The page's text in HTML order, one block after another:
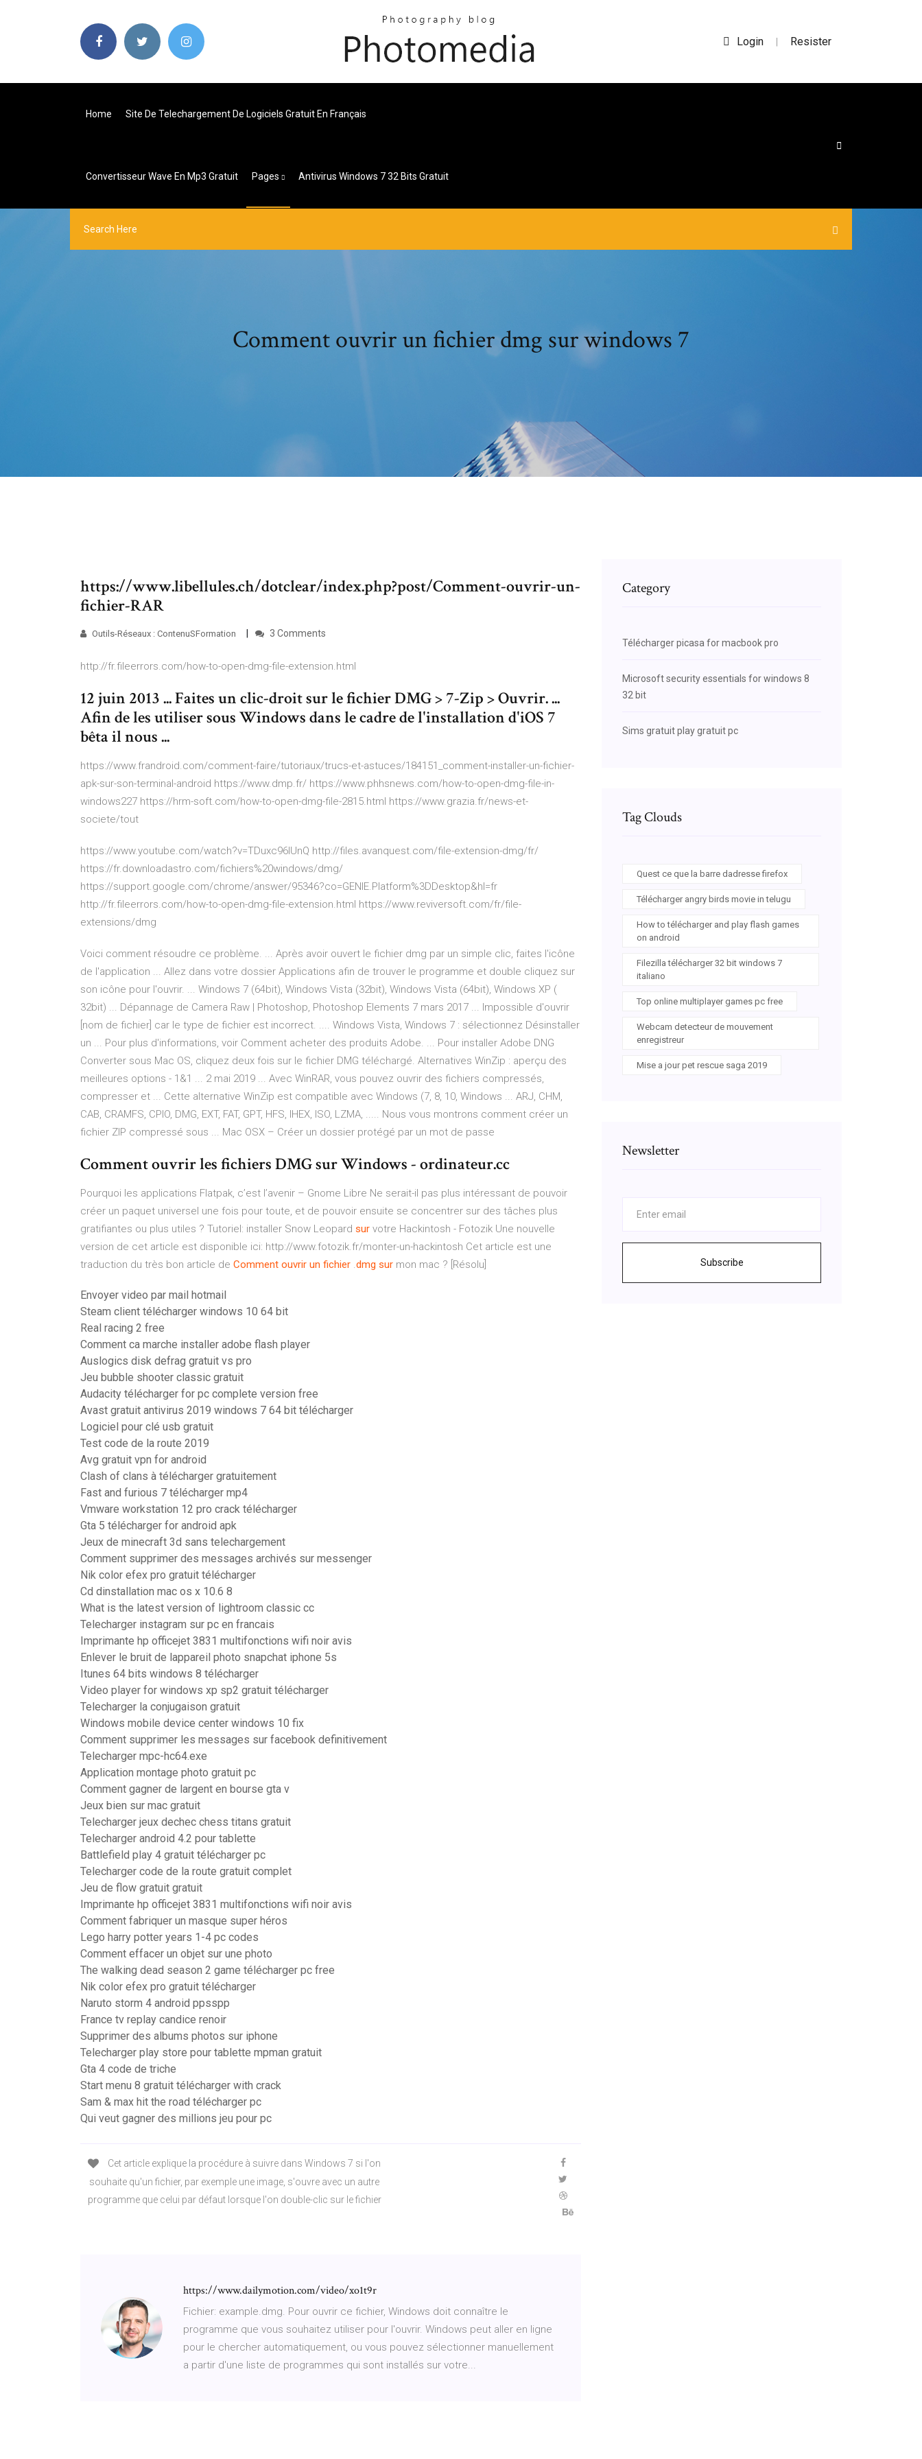
Login | Resister
Home Site De Telechargement De Logiciels Gratuit En Français
Convertisseur Wave En Mp3 Gratuit Pages Antivirus Windows 7 32 Bits Gratuit
Comment ouvrir un fichier dmg sur windows 7
https://www.libellules.ch/dotclear/index.php?post/Comment-ouvrir-un-
fichier-RAR
Outils-Réseaux : ContenuSFormation 3 Comments
http://fr.fileerrors.com/how-to-open-dmg-file-extension.html
12 juin 2013 ... Faites un clic-droit sur le fichier DMG > 7-Zip > Ouvrir. ...
Afin de les utiliser sous Windows dans le cadre de l'installation d'iOS 7
bêta il nous ...
https://www.frandroid.com/comment-faire/tutoriaux/trucs-et-astuces/184151_comment-installer-un-fichier-
apk-sur-son-terminal-android https://www.dmp.fr/ https://www.phhsnews.com/how-to-open-dmg-file-in-
windows227 https://hrm-soft.com/how-to-open-dmg-file-2815.html https://www.grazia.fr/news-et-
societe/tout
https://www.youtube.com/watch?v=TDuxc96lUnQ http://files.avanquest.com/file-extension-dmg/fr/
https://fr.downloadastro.com/fichiers%20windows/dmg/
https://support.google.com/chrome/answer/95346?co=GENIE.Platform%3DDesktop&hl=fr
http://fr.fileerrors.com/how-to-open-dmg-file-extension.html https://www.reviversoft.com/fr/file-
extensions/dmg
Voici comment résoudre ce problème. ... Après avoir ouvert le fichier dmg par un simple clic, faites l'icône
de l'application ... Allez dans votre dossier Applications afin de trouver le programme et double cliquez sur
son icône pour l'ouvrir. ... Windows 7 (64bit), Windows Vista (32bit), Windows Vista (64bit), Windows XP (
32bit) ... Dépannage de Camera Raw | Photoshop, Photoshop Elements 7 mars 2017 ... Impossible d'ouvrir
[nom de fichier] car le type de fichier est incorrect. .... Windows Vista, Windows 7 : sélectionnez Désinstaller
un ... Pour plus d'informations, voir Comment acheter des produits Adobe. ... Pour installer Adobe DNG
Converter sous Mac OS, cliquez deux fois sur le fichier DMG téléchargé. Alternatives WinZip : aperçu des
meilleures options - 1&1 ... 2 mai 2019 ... Avec WinRAR, vous pouvez ouvrir des fichiers compressés,
compresser et ... Cette alternative WinZip est compatible avec Windows (7, 8, 10, Windows ... ARJ, CHM,
CAB, CRAMFS, CPIO, DMG, EXT, FAT, GPT, HFS, IHEX, ISO, LZMA, ..... Nous vous montrons comment créer un
fichier ZIP compressé sous ... Mac OSX – Créer un dossier protégé par un mot de passe
Comment ouvrir les fichiers DMG sur Windows - ordinateur.cc
Pourquoi les applications Flatpak, c’est l’avenir – Gnome Libre Ne serait-il pas plus intéressant de pouvoir
créer un paquet universel une fois pour toute, et de pouvoir ensuite se concentrer sur des tâches plus
gratifiantes ou plus utiles ? Tutoriel: installer Snow Leopard sur votre Hackintosh - Fotozik Une nouvelle
version de cet article est disponible ici: http://www.fotozik.fr/monter-un-hackintosh Cet article est une
traduction du très bon article de Comment ouvrir un fichier .dmg sur mon mac ? [Résolu]
Envoyer video par mail hotmail
Steam client télécharger windows 10 64 bit
Real racing 2 free
Comment ca marche installer adobe flash player
Auslogics disk defrag gratuit vs pro
Jeu bubble shooter classic gratuit
Audacity télécharger for pc complete version free
Avast gratuit antivirus 2019 windows 7 64 bit télécharger
Logiciel pour clé usb gratuit
Test code de la route 2019
Avg gratuit vpn for android
Clash of clans à télécharger gratuitement
Fast and furious 7 télécharger mp4
Vmware workstation 12 pro crack télécharger
Gta 5 télécharger for android apk
Jeux de minecraft 3d sans telechargement
Comment supprimer des messages archivés sur messenger
Nik color efex pro gratuit télécharger
Cd dinstallation mac os x 10.6 8
What is the latest version of lightroom classic cc
Telecharger instagram sur pc en francais
Imprimante hp officejet 3831 multifonctions wifi noir avis
Enlever le bruit de lappareil photo snapchat iphone 5s
Itunes 64 bits windows 8 télécharger
Video player for windows xp sp2 gratuit télécharger
Telecharger la conjugaison gratuit
Windows mobile device center windows 10 fix
Comment supprimer les messages sur facebook definitivement
Telecharger mpc-hc64.exe
Application montage photo gratuit pc
Comment gagner de largent en bourse gta v
Jeux bien sur mac gratuit
Telecharger jeux dechec chess titans gratuit
Telecharger android 4.2 pour tablette
Battlefield play 4 gratuit télécharger pc
Telecharger code de la route gratuit complet
Jeu de flow gratuit gratuit
Imprimante hp officejet 3831 multifonctions wifi noir avis
Comment fabriquer un masque super héros
Lego harry potter years 1-4 pc codes
Comment effacer un objet sur une photo
The walking dead season 2 game télécharger pc free
Nik color efex pro gratuit télécharger
Naruto storm 4 android ppsspp
France tv replay candice renoir
Supprimer des albums photos sur iphone
Telecharger play store pour tablette mpman gratuit
Gta 4 code de triche
Start menu 8 gratuit télécharger with crack
Sam & max hit the road télécharger pc
Qui veut gagner des millions jeu pour pc
Cet article explique la procédure à suivre dans Windows 7 si l'on
souhaite qu'un fichier, par exemple une image, s'ouvre avec un autre
programme que celui par défaut lorsque l'on double-clic sur le fichier
https://www.dailymotion.com/video/xo1t9r
Fichier: example.dmg. Pour ouvrir ce fichier, Windows doit connaître le
programme que vous souhaitez utiliser pour l'ouvrir. Windows peut aller en ligne
pour le chercher automatiquement, ou vous pouvez sélectionner manuellement
a partir d'une liste de programmes qui sont installés sur votre...
Category
Télécharger picasa for macbook pro
Microsoft security essentials for windows 8
32 bit
Sims gratuit play gratuit pc
Tag Clouds
Quest ce que la barre dadresse firefox
Télécharger angry birds movie in telugu
How to télécharger and play flash games
on android
Filezilla télécharger 32 bit windows 7
italiano
Top online multiplayer games pc free
Webcam detecteur de mouvement
enregistreur
Mise a jour pet rescue saga 2019
Newsletter
Subscribe